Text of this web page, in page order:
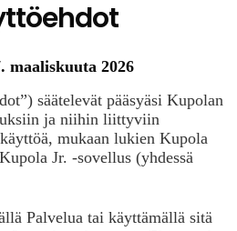
maaliskuuta 2026
säätelevät pääsyäsi Kupolan
ja niihin liittyviin
mukaan lukien Kupola
Jr. -sovellus (yhdessä
Palvelua tai käyttämällä sitä